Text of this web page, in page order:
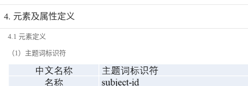
4. 元素及属性定义
4.1 元素定义
（1）主题词标识符